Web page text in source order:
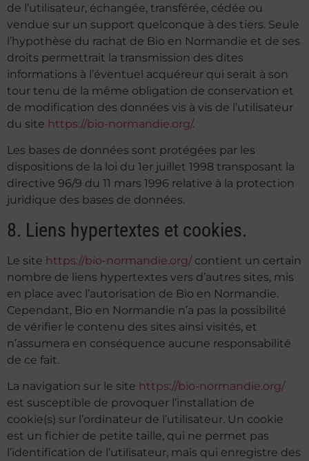
de l’utilisateur, échangée, transférée, cédée ou
vendue sur un support quelconque à des tiers. Seule
l’hypothèse du rachat de Bio en Normandie et de ses
droits permettrait la transmission des dites
informations à l’éventuel acquéreur qui serait à son
tour tenu de la même obligation de conservation et
de modification des données vis à vis de l’utilisateur
du site https://bio-normandie.org/.
Les bases de données sont protégées par les
dispositions de la loi du 1er juillet 1998 transposant la
directive 96/9 du 11 mars 1996 relative à la protection
juridique des bases de données.
8. Liens hypertextes et cookies.
Le site https://bio-normandie.org/contient un certain
nombre de liens hypertextes vers d’autres sites, mis
en place avec l’autorisation de Bio en Normandie.
Cependant, Bio en Normandie n’a pas la possibilité
de vérifier le contenu des sites ainsi visités, et
n’assumera en conséquence aucune responsabilité
de ce fait.
La navigation sur le site https://bio-normandie.org/
est susceptible de provoquer l’installation de
cookie(s) sur l’ordinateur de l’utilisateur. Un cookie
est un fichier de petite taille, qui ne permet pas
l’identification de l’utilisateur, mais qui enregistre des